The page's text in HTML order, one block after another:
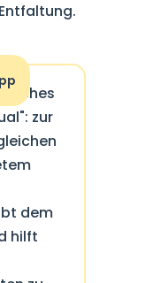
zur
dem
hilft